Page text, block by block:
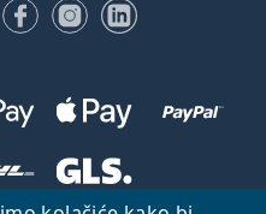
FacebookuInstagramu
LinkedIn